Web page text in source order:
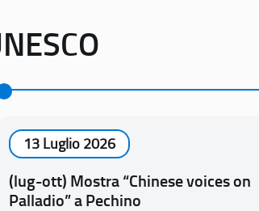
13 Luglio 2026
(lug-ott) Mostra “Chinese voices on
Palladio” a Pechino